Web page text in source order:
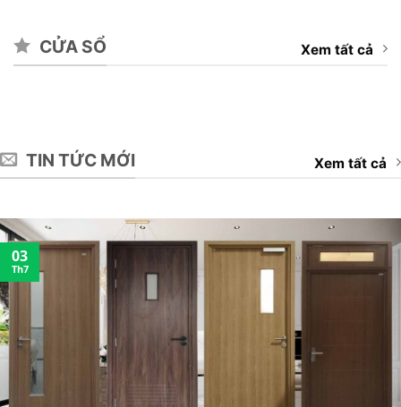
CỬA SỔ Xem tất cả
TIN TỨC MỚI Xem tất cả
03
Th7